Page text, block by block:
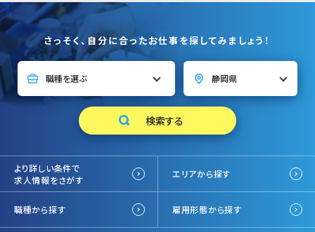
さっそく、自分に合ったお仕事を探してみましょう！
より詳しい条件で
求人情報をさがす
エリアから探す
職種から探す 雇用形態から探す